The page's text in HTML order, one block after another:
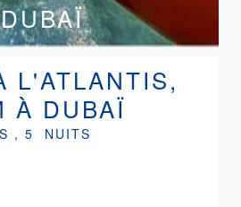
DUBAÏ
L'ATLANTIS,
À DUBAÏ
, 5 NUITS